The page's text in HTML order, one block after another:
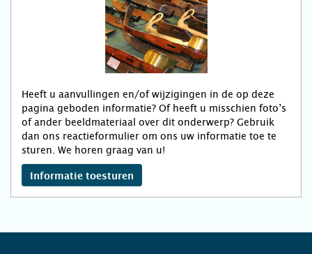
Heeft u aanvullingen en/of wijzigingen in de op deze
pagina geboden informatie? Of heeft u misschien foto’s
of ander beeldmateriaal over dit onderwerp? Gebruik
dan ons reactieformulier om ons uw informatie toe te
sturen. We horen graag van u!
Informatie toesturen